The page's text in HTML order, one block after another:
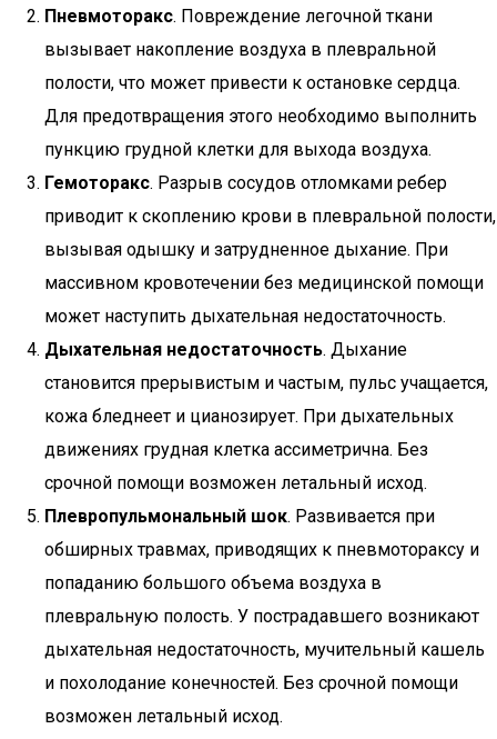
Пневмоторакс. Повреждение легочной ткани
вызывает накопление воздуха в плевральной
полости, что может привести к остановке сердца.
Для предотвращения этого необходимо выполнить
пункцию грудной клетки для выхода воздуха.
Гемоторакс. Разрыв сосудов отломками ребер
приводит к скоплению крови в плевральной полости,
вызывая одышку и затрудненное дыхание. При
массивном кровотечении без медицинской помощи
может наступить дыхательная недостаточность.
Дыхательная недостаточность. Дыхание
становится прерывистым и частым, пульс учащается,
кожа бледнеет и цианозирует. При дыхательных
движениях грудная клетка ассиметрична. Без
срочной помощи возможен летальный исход.
Плевропульмональный шок. Развивается при
обширных травмах, приводящих к пневмотораксу и
попаданию большого объема воздуха в
плевральную полость. У пострадавшего возникают
дыхательная недостаточность, мучительный кашель
и похолодание конечностей. Без срочной помощи
возможен летальный исход.